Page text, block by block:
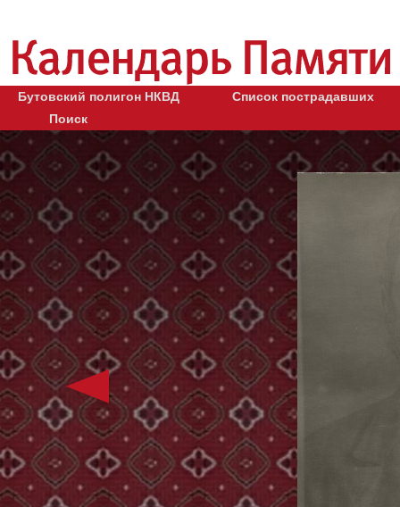
Бутовский полигон НКВД
Список пострадавших
Поиск